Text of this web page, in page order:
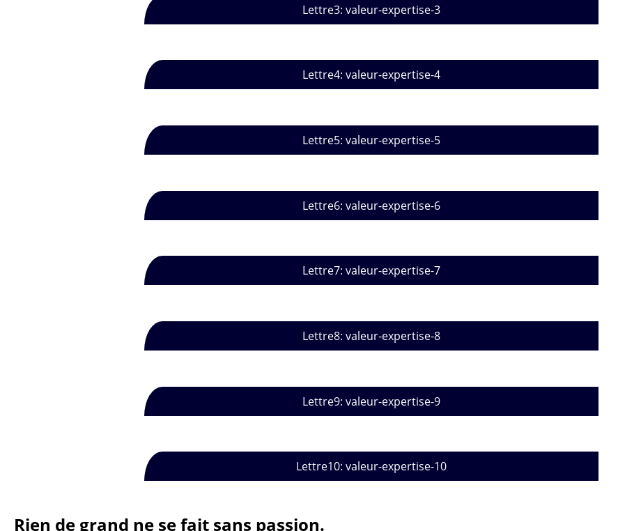
Lettre3: valeur-expertise-3
Lettre4: valeur-expertise-4
Lettre5: valeur-expertise-5
Lettre6: valeur-expertise-6
Lettre7: valeur-expertise-7
Lettre8: valeur-expertise-8
Lettre9: valeur-expertise-9
Lettre10: valeur-expertise-10
Rien de grand ne se fait sans passion.